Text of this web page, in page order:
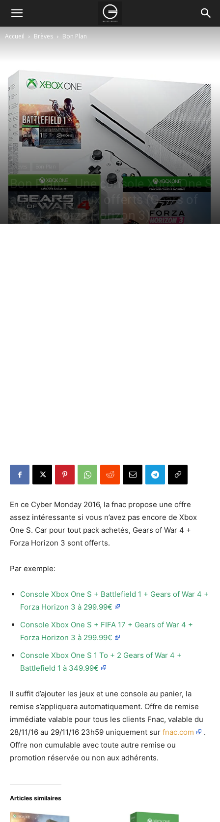
Accueil Brèves Bon Plan
Brèves
Bon Plan – Une console Xbox One S
achetée = 2 jeux offerts (Gears of
War 4 + Forza Horizon 3)
En ce Cyber Monday 2016, la fnac propose une offre
assez intéressante si vous n’avez pas encore de Xbox
One S. Car pour tout pack achetés, Gears of War 4 +
Forza Horizon 3 sont offerts.
Par exemple:
Console Xbox One S + Battlefield 1 + Gears of War 4 +
Forza Horizon 3 à 299.99€
Console Xbox One S + FIFA 17 + Gears of War 4 +
Forza Horizon 3 à 299.99€
Console Xbox One S 1 To + 2 Gears of War 4 +
Battlefield 1 à 349.99€
Il suffit d’ajouter les jeux et une console au panier, la
remise s’appliquera automatiquement. Offre de remise
immédiate valable pour tous les clients Fnac, valable du
28/11/16 au 29/11/16 23h59 uniquement sur fnac.com
.
Offre non cumulable avec toute autre remise ou
promotion réservée ou non aux adhérents.
Articles similaires